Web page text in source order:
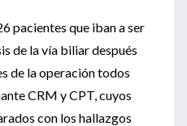
pacientes que iban a ser
de la vía biliar después
de la operación todos
CRM y CPT, cuyos
con los hallazgos